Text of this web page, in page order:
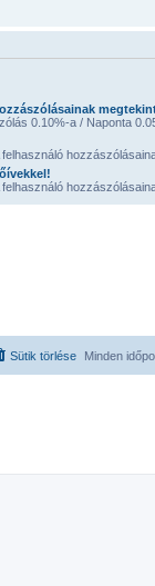
0.10%-a / Naponta
Minden
Sütik törlése